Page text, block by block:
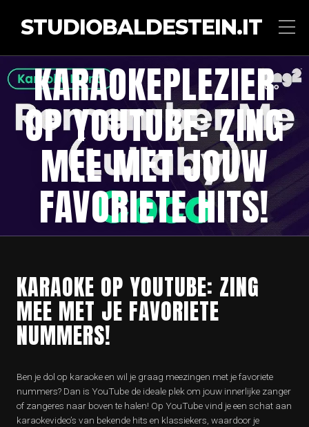
STUDIOBALDESTEIN.IT
KARAOKEPLEZIER
OP YOUTUBE: ZING
MEE MET JOUW
FAVORIETE HITS!
KARAOKE OP YOUTUBE: ZING
MEE MET JE FAVORIETE
NUMMERS!
Ben je dol op karaoke en wil je graag meezingen met je favoriete
nummers? Dan is YouTube de ideale plek om jouw innerlijke zanger
of zangeres naar boven te halen! Op YouTube vind je een schat aan
karaokevideo’s van bekende hits en klassiekers, waardoor je